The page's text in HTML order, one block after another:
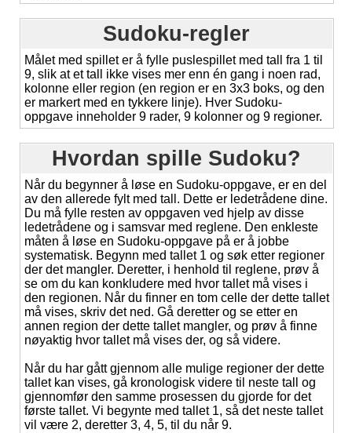
Sudoku-regler
Målet med spillet er å fylle puslespillet med tall fra 1 til
9, slik at et tall ikke vises mer enn én gang i noen rad,
kolonne eller region (en region er en 3x3 boks, og den
er markert med en tykkere linje). Hver Sudoku-
oppgave inneholder 9 rader, 9 kolonner og 9 regioner.
Hvordan spille Sudoku?
Når du begynner å løse en Sudoku-oppgave, er en del
av den allerede fylt med tall. Dette er ledetrådene dine.
Du må fylle resten av oppgaven ved hjelp av disse
ledetrådene og i samsvar med reglene. Den enkleste
måten å løse en Sudoku-oppgave på er å jobbe
systematisk. Begynn med tallet 1 og søk etter regioner
der det mangler. Deretter, i henhold til reglene, prøv å
se om du kan konkludere med hvor tallet må vises i
den regionen. Når du finner en tom celle der dette tallet
må vises, skriv det ned. Gå deretter og se etter en
annen region der dette tallet mangler, og prøv å finne
nøyaktig hvor tallet må vises der, og så videre.
Når du har gått gjennom alle mulige regioner der dette
tallet kan vises, gå kronologisk videre til neste tall og
gjennomfør den samme prosessen du gjorde for det
første tallet. Vi begynte med tallet 1, så det neste tallet
vil være 2, deretter 3, 4, 5, til du når 9.